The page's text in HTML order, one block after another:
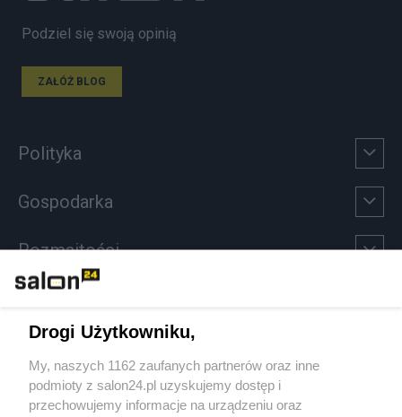
Podziel się swoją opinią
ZAŁÓŻ BLOG
Polityka
Gospodarka
Rozmaitości
Sport
Społeczeństwo
Drogi Użytkowniku,
My, naszych 1162 zaufanych partnerów oraz inne
podmioty z salon24.pl uzyskujemy dostęp i
przechowujemy informacje na urządzeniu oraz